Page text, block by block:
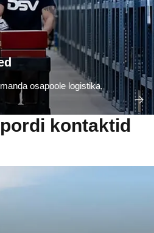
osapoole logistika,
kontaktid